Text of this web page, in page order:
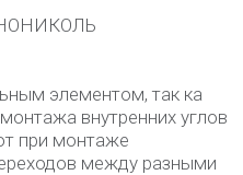
элементом, так ка
внутренних углов
при монтаже
между разными